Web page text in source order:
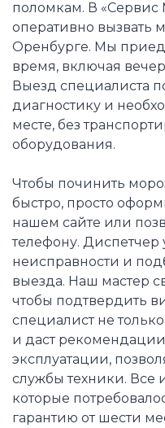
поломкам. В «Сервис
оперативно вызвать
Оренбурге. Мы
время, включая
Выезд специалиста
диагностику и
месте, без
оборудования.
Чтобы починить
быстро, просто
нашем сайте или
телефону. Диспетчер
неисправности и
выезда. Наш мастер
чтобы подтвердить
специалист не
и даст
эксплуатации,
службы техники. Все
которые
гарантию от шести